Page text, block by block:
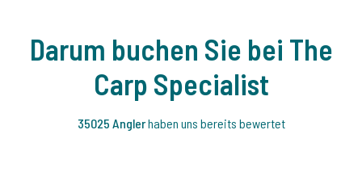
Darum buchen Sie bei The
Carp Specialist
35025 Anglerhaben uns bereits bewertet